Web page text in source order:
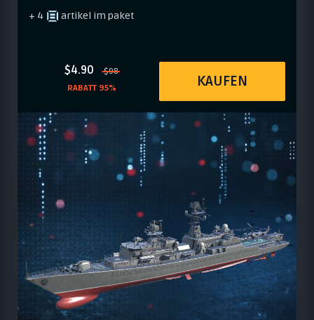
+ 4 artikel im paket
$4.90
$98
RABATT 95%
KAUFEN